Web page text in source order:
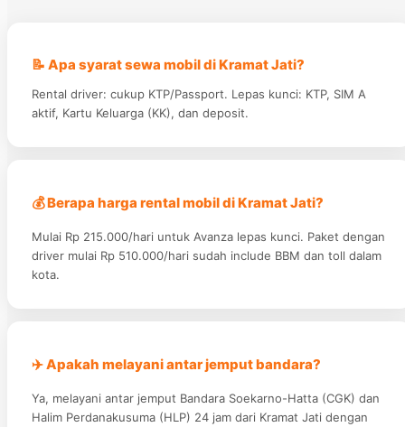
📝 Apa syarat sewa mobil di Kramat Jati?
Rental driver: cukup KTP/Passport. Lepas kunci: KTP, SIM A
aktif, Kartu Keluarga (KK), dan deposit.
💰 Berapa harga rental mobil di Kramat Jati?
Mulai Rp 215.000/hari untuk Avanza lepas kunci. Paket dengan
driver mulai Rp 510.000/hari sudah include BBM dan toll dalam
kota.
✈️ Apakah melayani antar jemput bandara?
Ya, melayani antar jemput Bandara Soekarno-Hatta (CGK) dan
Halim Perdanakusuma (HLP) 24 jam dari Kramat Jati dengan